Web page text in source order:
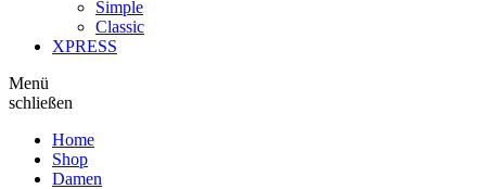
Simple
Classic
XPRESS
Menü
schließen
Home
Shop
Damen